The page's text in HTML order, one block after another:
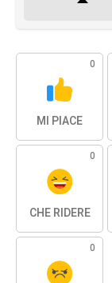
0
MI PIACE
0
CHE RIDERE
0